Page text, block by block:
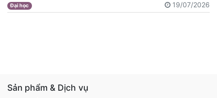
Đại học 19/07/2026
Sản phẩm & Dịch vụ